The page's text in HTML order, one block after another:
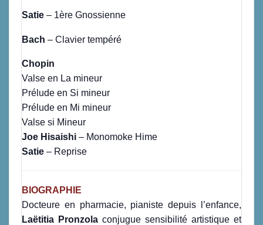
Satie – 1ère Gnossienne
Bach – Clavier tempéré
Chopin
Valse en La mineur
Prélude en Si mineur
Prélude en Mi mineur
Valse si Mineur
Joe Hisaishi – Monomoke Hime
Satie – Reprise
BIOGRAPHIE
Docteure en pharmacie, pianiste depuis l’enfance,
Laëtitia Pronzola conjugue sensibilité artistique et